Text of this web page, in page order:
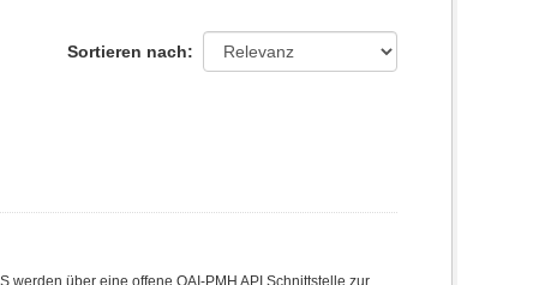
Sortieren nach
werden über eine offene OAI-PMH API Schnittstelle zur